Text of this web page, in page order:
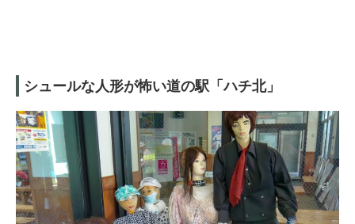
シュールな人形が怖い道の駅「ハチ北」